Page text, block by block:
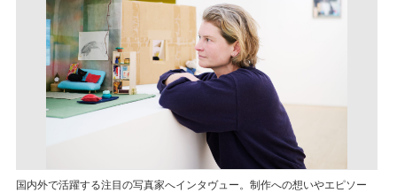
国内外で活躍する注目の写真家へインタヴュー。制作への想いやエピソー